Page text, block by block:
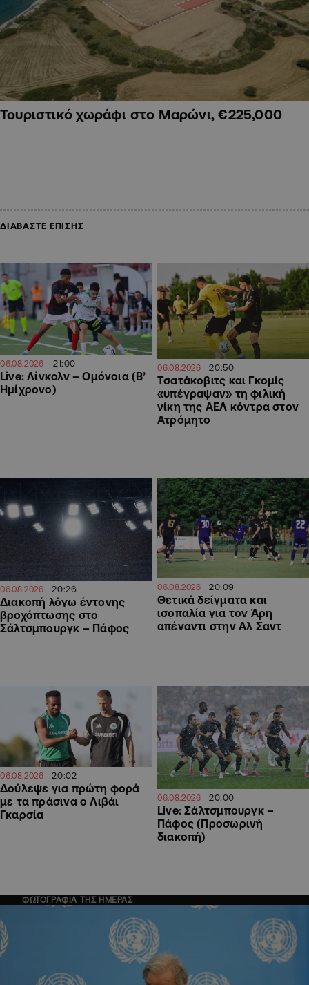
Τουριστικό χωράφι στο Μαρώνι, €225,000
ΔΙΑΒΑΣΤΕ ΕΠΙΣΗΣ
06.08.2026 21:00
Live: Λίνκολν – Ομόνοια (Β’
Ημίχρονο)
06.08.2026 20:50
Τσατάκοβιτς και Γκομίς
«υπέγραψαν» τη φιλική
νίκη της ΑΕΛ κόντρα στον
Ατρόμητο
06.08.2026 20:26
Διακοπή λόγω έντονης
βροχόπτωσης στο
Σάλτσμπουργκ – Πάφος
06.08.2026 20:09
Θετικά δείγματα και
ισοπαλία για τον Άρη
απέναντι στην Αλ Σαντ
06.08.2026 20:02
Δούλεψε για πρώτη φορά
με τα πράσινα ο Λιβάι
Γκαρσία
06.08.2026 20:00
Live: Σάλτσμπουργκ –
Πάφος (Προσωρινή
διακοπή)
ΦΩΤΟΓΡΑΦΙΑ ΤΗΣ ΗΜΕΡΑΣ